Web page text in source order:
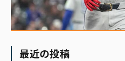
最近の投稿